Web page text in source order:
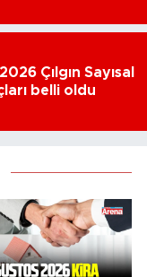
Çılgın Sayısal
belli oldu